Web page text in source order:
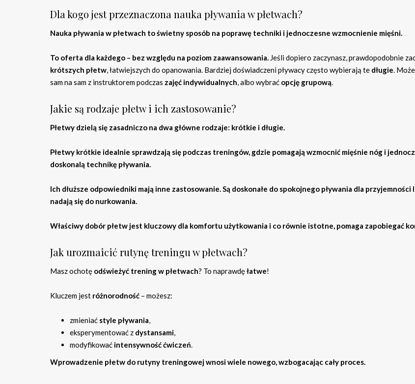
Dla kogo jest przeznaczona nauka pływania w płetwach?
Nauka pływania w płetwach to świetny sposób na poprawę techniki i jednoczesne wzmocnienie mięśni.
To oferta dla każdego – bez względu na poziom zaawansowania. Jeśli dopiero zaczynasz, prawdopodobnie
krótszych płetw, łatwiejszych do opanowania. Bardziej doświadczeni pływacy często wybierają te długie.
sam na sam z instruktorem podczas zajęć indywidualnych, albo wybrać opcję grupową.
Jakie są rodzaje płetw i ich zastosowanie?
Płetwy dzielą się zasadniczo na dwa główne rodzaje: krótkie i długie.
Płetwy krótkie idealnie sprawdzają się podczas treningów, gdzie pomagają wzmocnić mięśnie nóg i
doskonalą technikę pływania.
Ich dłuższe odpowiedniki mają inne zastosowanie. Są doskonałe do spokojnego pływania dla
nadają się do nurkowania.
Właściwy dobór płetw jest kluczowy dla komfortu użytkowania i co równie istotne, pomaga zapobiegać
Jak urozmaicić rutynę treningu w płetwach?
Masz ochotę odświeżyć trening w płetwach? To naprawdęłatwe!
Kluczem jest różnorodność – możesz:
zmieniać style pływania,
eksperymentować z dystansami,
modyfikować intensywność ćwiczeń.
Wprowadzenie płetw do rutyny treningowej wnosi wiele nowego, wzbogacając cały proces.